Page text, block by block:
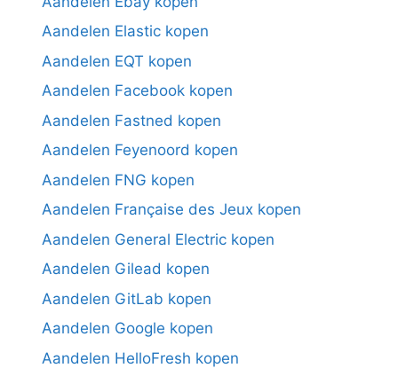
Aandelen Elastic kopen
Aandelen EQT kopen
Aandelen Facebook kopen
Aandelen Fastned kopen
Aandelen Feyenoord kopen
Aandelen FNG kopen
Aandelen Française des Jeux kopen
Aandelen General Electric kopen
Aandelen Gilead kopen
Aandelen GitLab kopen
Aandelen Google kopen
Aandelen HelloFresh kopen